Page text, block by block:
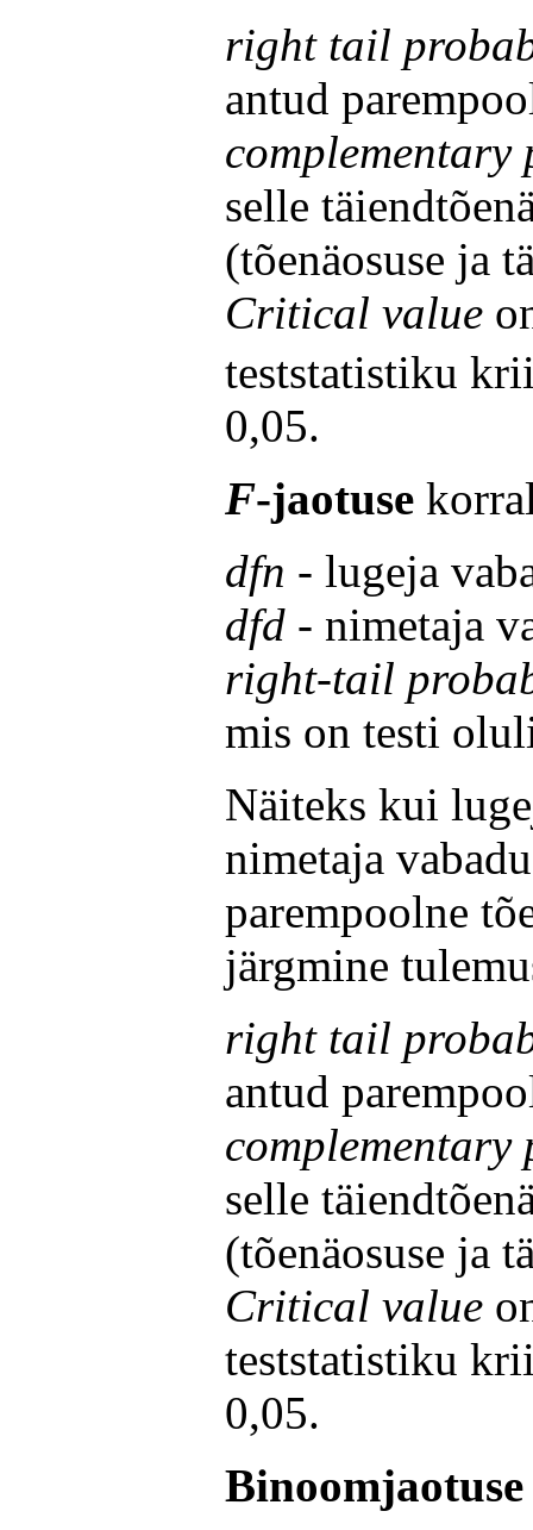
right tail
antud
selle
(tõenäosuse ja
Critical value
teststatistiku
0,05.
F-jaotuse
dfn - lugeja
dfd - nimetaja
right-tail
mis on testi
Näiteks kui
nimetaja
parempoolne
järgmine
right tail
antud
selle
(tõenäosuse ja
Critical value
teststatistiku
0,05.
Binoomjaotuse